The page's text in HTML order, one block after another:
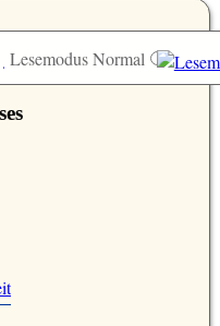
Lesemodus Normal